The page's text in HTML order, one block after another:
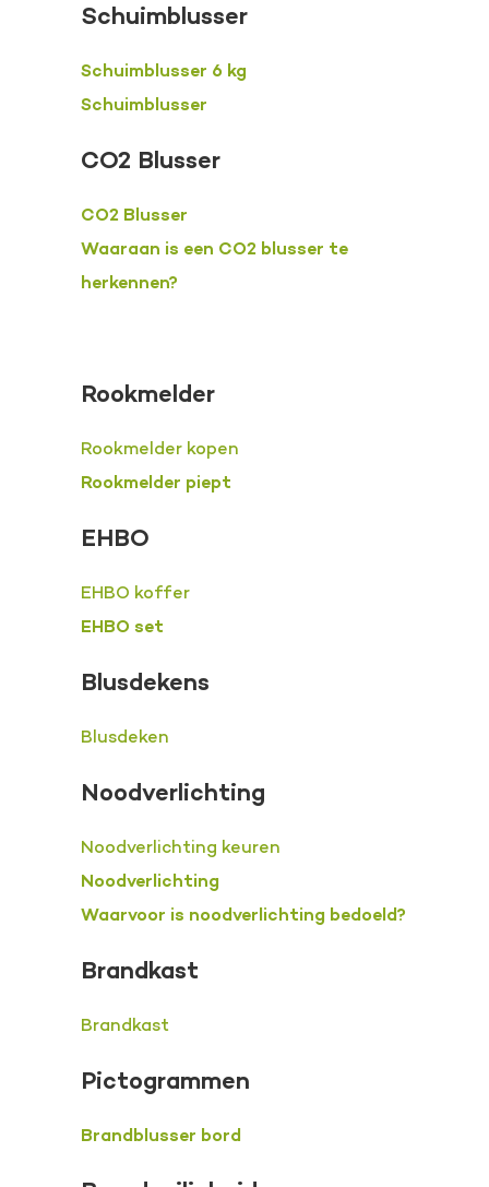
Schuimblusser
Schuimblusser 6 kg
Schuimblusser
CO2 Blusser
CO2 Blusser
Waaraan is een CO2 blusser te
herkennen?
Rookmelder
Rookmelder kopen
Rookmelder piept
EHBO
EHBO koffer
EHBO set
Blusdekens
Blusdeken
Noodverlichting
Noodverlichting keuren
Noodverlichting
Waarvoor is noodverlichting bedoeld?
Brandkast
Brandkast
Pictogrammen
Brandblusser bord